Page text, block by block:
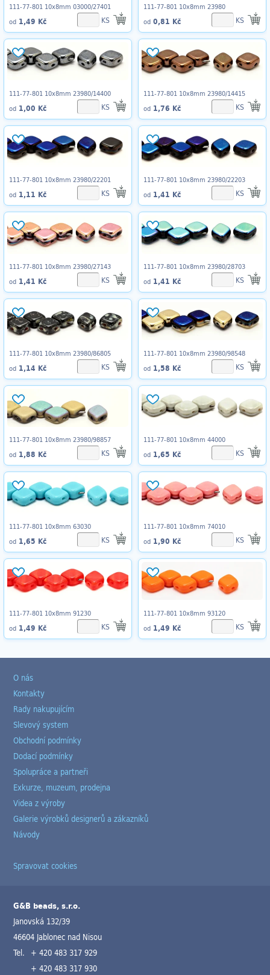
111-77-801 10x8mm 03000/27401
od 1,49 Kč KS
111-77-801 10x8mm 23980
od 0,81 Kč KS
111-77-801 10x8mm 23980/14400
od 1,00 Kč KS
111-77-801 10x8mm 23980/14415
od 1,76 Kč KS
111-77-801 10x8mm 23980/22201
od 1,11 Kč KS
111-77-801 10x8mm 23980/22203
od 1,41 Kč KS
111-77-801 10x8mm 23980/27143
od 1,41 Kč KS
111-77-801 10x8mm 23980/28703
od 1,41 Kč KS
111-77-801 10x8mm 23980/86805
od 1,14 Kč KS
111-77-801 10x8mm 23980/98548
od 1,58 Kč KS
111-77-801 10x8mm 23980/98857
od 1,88 Kč KS
111-77-801 10x8mm 44000
od 1,65 Kč KS
111-77-801 10x8mm 63030
od 1,65 Kč KS
111-77-801 10x8mm 74010
od 1,90 Kč KS
111-77-801 10x8mm 91230
od 1,49 Kč KS
111-77-801 10x8mm 93120
od 1,49 Kč KS
O nás
Kontakty
Rady nakupujícím
Slevový system
Obchodní podmínky
Dodací podmínky
Spolupráce a partneři
Exkurze, muzeum, prodejna
Videa z výroby
Galerie výrobků designerů a zákazníků
Návody
Spravovat cookies
G&B beads, s.r.o.
Janovská 132/39
46604 Jablonec nad Nisou
Tel. + 420 483 317 929
+ 420 483 317 930